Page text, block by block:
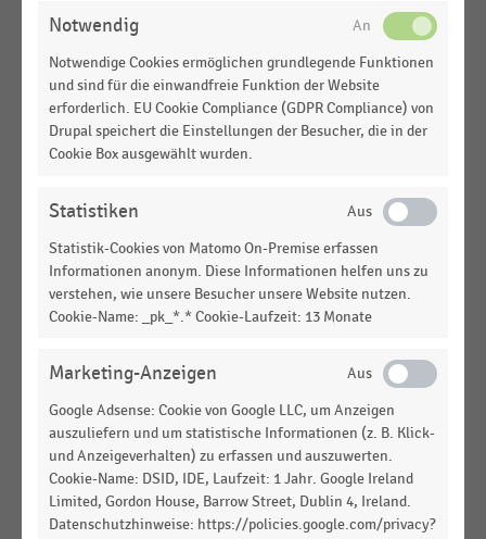
Inanspruchnahme von Lebensmittellieferungen
nach Hause (2020-2025)
E-COMMERCE UND VERSANDHANDEL|STATISTIK
Durchschnittserlöse je Sendung im deutschen
KEP-Markt (Kurier-, Express- und Paketdienste)
(2015-2025)
STATISTIK
Anteile der Marktsegmente im Paketmarkt in
Deutschland (2015-2025)
E-COMMERCE UND VERSANDHANDEL |STATISTIK
Umsatz im deutschen KEP-Markt (Kurier-, Express-
E-COMMERCE UND VERSANDHANDEL STATISTIK
(Kurier-, Express- und Paketdienste) (2015-2025)
E-COMMERCE UND VERSANDHANDEL
Anteile der Paket- und Express-/Kuriersendungen
am KEP-Gesamtmarkt in Deutschland (2015-2025)
Notwendig
Notwendige Cookies ermöglichen grundlegende Funktionen
und sind für die einwandfreie Funktion der Website
erforderlich. EU Cookie Compliance (GDPR Compliance) von
Drupal speichert die Einstellungen der Besucher, die in der
Cookie Box ausgewählt wurden.
Statistiken
Statistik-Cookies von Matomo On-Premise erfassen
Informationen anonym. Diese Informationen helfen uns zu
verstehen, wie unsere Besucher unsere Website nutzen.
Cookie-Name: _pk_*.* Cookie-Laufzeit: 13 Monate
Marketing-Anzeigen
Google Adsense: Cookie von Google LLC, um Anzeigen
auszuliefern und um statistische Informationen (z. B. Klick-
und Anzeigeverhalten) zu erfassen und auszuwerten.
Cookie-Name: DSID, IDE, Laufzeit: 1 Jahr. Google Ireland
Limited, Gordon House, Barrow Street, Dublin 4, Ireland.
Datenschutzhinweise: https://policies.google.com/privacy?